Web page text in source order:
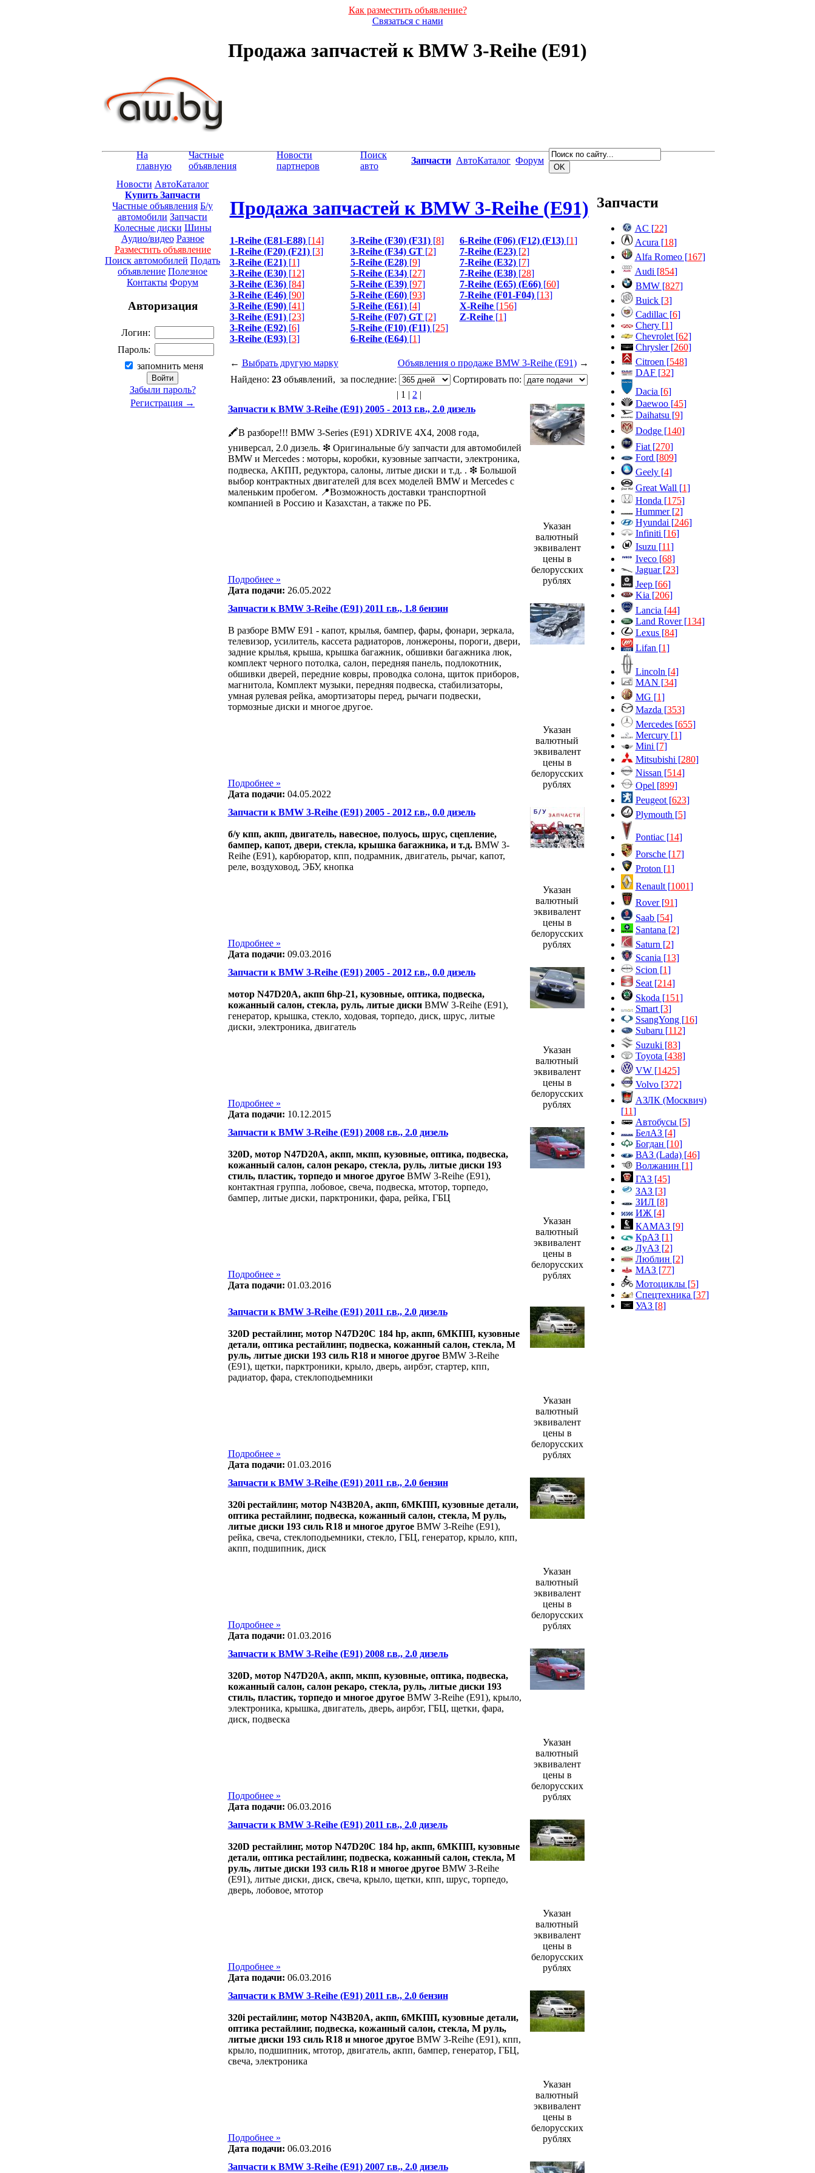
Как разместить объявление?
Связаться с нами
Продажа запчастей к BMW 3-Reihe (E91)
На
главную
Частные
объявления
Новости
партнеров
Поиск
авто
Запчасти АвтоКаталог Форум
Новости АвтоКаталог
Купить Запчасти
Частные объявления Б/у
автомобили Запчасти
Колесные диски Шины
Аудио/видео Разное
Разместить объявление
Поиск автомобилей Подать
объявление Полезное
Контакты Форум
Авторизация
Логин:
Пароль:
запомнить меня
Забыли пароль?
Регистрация →
Продажа запчастей к BMW 3-Reihe (E91)
1-Reihe (E81-E88)[14]
1-Reihe (F20) (F21)[3]
3-Reihe (E21)[1]
3-Reihe (E30)[12]
3-Reihe (E36)[84]
3-Reihe (E46)[90]
3-Reihe (E90)[41]
3-Reihe (E91)[23]
3-Reihe (E92)[6]
3-Reihe (E93)[3]
3-Reihe (F30) (F31)[8]
3-Reihe (F34) GT[2]
5-Reihe (E28)[9]
5-Reihe (E34)[27]
5-Reihe (E39)[97]
5-Reihe (E60)[93]
5-Reihe (E61)[4]
5-Reihe (F07) GT[2]
5-Reihe (F10) (F11)[25]
6-Reihe (E64)[1]
6-Reihe (F06) (F12) (F13) [1]
7-Reihe (E23)[2]
7-Reihe (E32)[7]
7-Reihe (E38)[28]
7-Reihe (E65) (E66)[60]
7-Reihe (F01-F04)[13]
X-Reihe[156]
Z-Reihe[1]
← Выбрать другую марку Объявления о продаже BMW 3-Reihe (E91)→
Найдено: 23 объявлений, за последние:
Сортировать по:
| 1 | 2 |
Запчасти к BMW 3-Reihe (E91) 2005 - 2013 г.в., 2.0 дизель
🖍В разборе!!! BMW 3-Series (E91) XDRIVE 4X4, 2008 года,
универсал, 2.0 дизель. ❇ Оригинальные б/у запчасти для автомобилей
BMW и Mercedes : моторы, коробки, кузовные запчасти, электроника,
подвеска, АКПП, редуктора, салоны, литые диски и т.д. . ❇ Большой
выбор контрактных двигателей для всех моделей BMW и Mercedes с
маленьким пробегом. 📍Возможность доставки транспортной
компанией в Россию и Казахстан, а также по РБ.
Подробнее »
Дата подачи: 26.05.2022
Указан
валютный
эквивалент
цены в
белорусских
рублях
Запчасти к BMW 3-Reihe (E91) 2011 г.в., 1.8 бензин
В разборе BMW Е91 - капот, крылья, бампер, фары, фонари, зеркала,
телевизор, усилитель, кассета радиаторов, лонжероны, пороги, двери,
задние крылья, крыша, крышка багажник, обшивки багажника люк,
комплект черного потолка, салон, передняя панель, подлокотник,
обшивки дверей, передние ковры, проводка солона, щиток приборов,
магнитола, Комплект музыки, передняя подвеска, стабилизаторы,
умная рулевая рейка, амортизаторы перед, рычаги подвески,
тормозные диски и многое другое.
Подробнее »
Дата подачи: 04.05.2022
Указан
валютный
эквивалент
цены в
белорусских
рублях
Запчасти к BMW 3-Reihe (E91) 2005 - 2012 г.в., 0.0 дизель
б/у кпп, акпп, двигатель, навесное, полуось, шрус, сцепление,
бампер, капот, двери, стекла, крышка багажника, и т.д.BMW 3-
Reihe (E91), карбюратор, кпп, подрамник, двигатель, рычаг, капот,
реле, воздуховод, ЭБУ, кнопка
Подробнее »
Дата подачи: 09.03.2016
Указан
валютный
эквивалент
цены в
белорусских
рублях
Запчасти к BMW 3-Reihe (E91) 2005 - 2012 г.в., 0.0 дизель
мотор N47D20A, акпп 6hp-21, кузовные, оптика, подвеска,
кожанный салон, стекла, руль, литые дискиBMW 3-Reihe (E91),
генератор, крышка, стекло, ходовая, торпедо, диск, шрус, литые
диски, электроника, двигатель
Подробнее »
Дата подачи: 10.12.2015
Указан
валютный
эквивалент
цены в
белорусских
рублях
Запчасти к BMW 3-Reihe (E91) 2008 г.в., 2.0 дизель
320D, мотор N47D20A, акпп, мкпп, кузовные, оптика, подвеска,
кожанный салон, салон рекаро, стекла, руль, литые диски 193
стиль, пластик, торпедо и многое другоеBMW 3-Reihe (E91),
контактная группа, лобовое, свеча, подвеска, мтотор, торпедо,
бампер, литые диски, парктроники, фара, рейка, ГБЦ
Подробнее »
Дата подачи: 01.03.2016
Указан
валютный
эквивалент
цены в
белорусских
рублях
Запчасти к BMW 3-Reihe (E91) 2011 г.в., 2.0 дизель
320D рестайлинг, мотор N47D20С 184 hp, акпп, 6МКПП, кузовные
детали, оптика рестайлинг, подвеска, кожанный салон, стекла, М
руль, литые диски 193 силь R18 и многое другоеBMW 3-Reihe
(E91), щетки, парктроники, крыло, дверь, аирбэг, стартер, кпп,
радиатор, фара, стеклоподьемники
Подробнее »
Дата подачи: 01.03.2016
Указан
валютный
эквивалент
цены в
белорусских
рублях
Запчасти к BMW 3-Reihe (E91) 2011 г.в., 2.0 бензин
320i рестайлинг, мотор N43B20A, акпп, 6МКПП, кузовные детали,
оптика рестайлинг, подвеска, кожанный салон, стекла, М руль,
литые диски 193 силь R18 и многое другоеBMW 3-Reihe (E91),
рейка, свеча, стеклоподьемники, стекло, ГБЦ, генератор, крыло, кпп,
акпп, подшипник, диск
Подробнее »
Дата подачи: 01.03.2016
Указан
валютный
эквивалент
цены в
белорусских
рублях
Запчасти к BMW 3-Reihe (E91) 2008 г.в., 2.0 дизель
320D, мотор N47D20A, акпп, мкпп, кузовные, оптика, подвеска,
кожанный салон, салон рекаро, стекла, руль, литые диски 193
стиль, пластик, торпедо и многое другоеBMW 3-Reihe (E91), крыло,
электроника, крышка, двигатель, дверь, аирбэг, ГБЦ, щетки, фара,
диск, подвеска
Подробнее »
Дата подачи: 06.03.2016
Указан
валютный
эквивалент
цены в
белорусских
рублях
Запчасти к BMW 3-Reihe (E91) 2011 г.в., 2.0 дизель
320D рестайлинг, мотор N47D20С 184 hp, акпп, 6МКПП, кузовные
детали, оптика рестайлинг, подвеска, кожанный салон, стекла, М
руль, литые диски 193 силь R18 и многое другоеBMW 3-Reihe
(E91), литые диски, диск, свеча, крыло, щетки, кпп, шрус, торпедо,
дверь, лобовое, мтотор
Подробнее »
Дата подачи: 06.03.2016
Указан
валютный
эквивалент
цены в
белорусских
рублях
Запчасти к BMW 3-Reihe (E91) 2011 г.в., 2.0 бензин
320i рестайлинг, мотор N43B20A, акпп, 6МКПП, кузовные детали,
оптика рестайлинг, подвеска, кожанный салон, стекла, М руль,
литые диски 193 силь R18 и многое другоеBMW 3-Reihe (E91), кпп,
крыло, подшипник, мтотор, двигатель, акпп, бампер, генератор, ГБЦ,
свеча, электроника
Подробнее »
Дата подачи: 06.03.2016
Указан
валютный
эквивалент
цены в
белорусских
рублях
Запчасти к BMW 3-Reihe (E91) 2007 г.в., 2.0 дизель
Запчасти
AC [22]
Acura [18]
Alfa Romeo [167]
Audi [854]
BMW [827]
Buick [3]
Cadillac [6]
Chery [1]
Chevrolet [62]
Chrysler [260]
Citroen [548]
DAF [32]
Dacia [6]
Daewoo [45]
Daihatsu [9]
Dodge [140]
Fiat [270]
Ford [809]
Geely [4]
Great Wall [1]
Honda [175]
Hummer [2]
Hyundai [246]
Infiniti [16]
Isuzu [11]
Iveco [68]
Jaguar [23]
Jeep [66]
Kia [206]
Lancia [44]
Land Rover [134]
Lexus [84]
Lifan [1]
Lincoln [4]
MAN [34]
MG [1]
Mazda [353]
Mercedes [655]
Mercury [1]
Mini [7]
Mitsubishi [280]
Nissan [514]
Opel [899]
Peugeot [623]
Plymouth [5]
Pontiac [14]
Porsche [17]
Proton [1]
Renault [1001]
Rover [91]
Saab [54]
Santana [2]
Saturn [2]
Scania [13]
Scion [1]
Seat [214]
Skoda [151]
Smart [3]
SsangYong [16]
Subaru [112]
Suzuki [83]
Toyota [438]
VW [1425]
Volvo [372]
АЗЛК (Москвич)
[11]
Автобусы [5]
БелАЗ [4]
Богдан [10]
ВАЗ (Lada) [46]
Волжанин [1]
ГАЗ [45]
ЗАЗ [3]
ЗИЛ [8]
ИЖ [4]
КАМАЗ [9]
КрАЗ [1]
ЛуАЗ [2]
Люблин [2]
МАЗ [77]
Мотоциклы [5]
Спецтехника [37]
УАЗ [8]